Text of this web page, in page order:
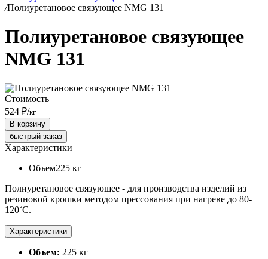
/Полиуретановое связующее NMG 131
Полиуретановое связующее
NMG 131
Стоимость
524 ₽/кг
В корзину
быстрый заказ
Характеристики
Объем225 кг
Полиуретановое связующее - для производства изделий из
резиновой крошки методом прессования при нагреве до 80-
120˚С.
Характеристики
Объем: 225 кг